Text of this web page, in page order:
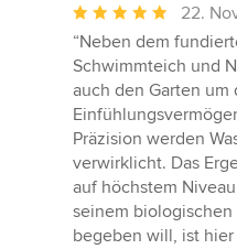
Durchschnittliche
Bewertung:
5
von
5
Sternen
22.
“Neben dem
Schwimmteich und
auch den Garten um
Präzision werden
verwirklicht. Das
auf höchstem
seinem
begeben will, ist